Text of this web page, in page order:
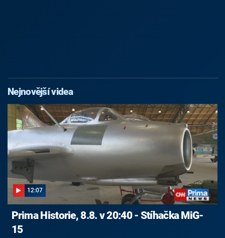
Nejnovější videa
12:07
Prima Historie, 8.8. v 20:40 - Stíhačka MiG-
15